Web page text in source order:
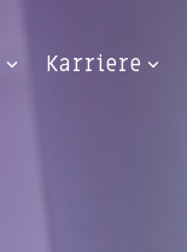
Karriere